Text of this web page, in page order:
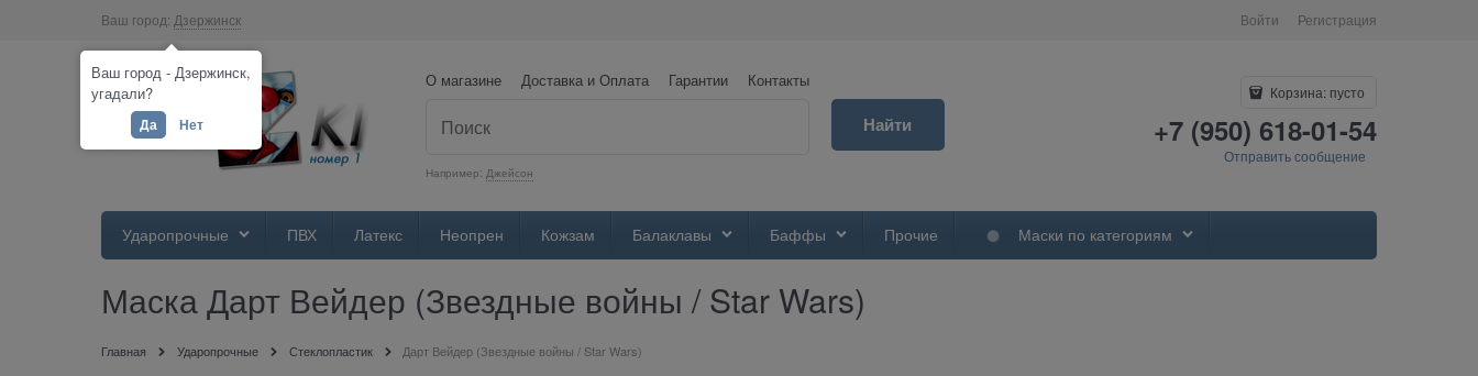
Ваш город: Дзержинск Войти Регистрация
О магазине Доставка и Оплата Гарантии Контакты
Например: Джейсон
Найти
Корзина: пусто
+7 (950) 618-01-54
Отправить сообщение
Ударопрочные ПВХ Латекс Неопрен Кожзам Балаклавы Баффы Прочие Маски по категориям
Маска Дарт Вейдер (Звездные войны / Star Wars)
Главная Ударопрочные Стеклопластик Дарт Вейдер (Звездные войны / Star Wars)
Ваш город - Дзержинск,
угадали?
Да Нет